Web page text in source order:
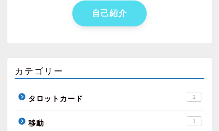
自己紹介
カテゴリー
タロットカード 1
移動 1